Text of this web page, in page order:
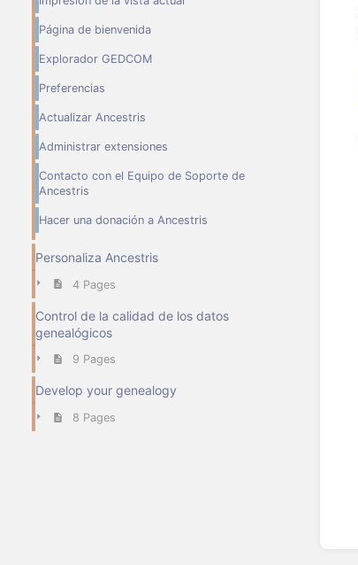
Página de bienvenida
Explorador GEDCOM
Preferencias
Actualizar Ancestris
Administrar extensiones
Contacto con el Equipo de Soporte de
Ancestris
Hacer una donación a Ancestris
Personaliza Ancestris
4 Pages
Control de la calidad de los datos
genealógicos
9 Pages
Develop your genealogy
8 Pages